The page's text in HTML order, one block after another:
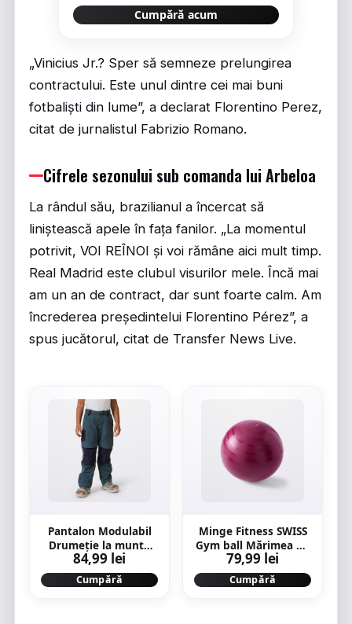
Cumpără acum
„Vinicius Jr.? Sper să semneze prelungirea
contractului. Este unul dintre cei mai buni
fotbaliști din lume”, a declarat Florentino Perez,
citat de jurnalistul Fabrizio Romano.
Cifrele sezonului sub comanda lui Arbeloa
La rândul său, brazilianul a încercat să
liniștească apele în fața fanilor. „La momentul
potrivit, VOI REÎNOI și voi rămâne aici mult timp.
Real Madrid este clubul visurilor mele. Încă mai
am un an de contract, dar sunt foarte calm. Am
încrederea președintelui Florentino Pérez”, a
spus jucătorul, citat de Transfer News Live.
Pantalon Modulabil
Drumeție la munte
MH500 Gri-Albastru
Copii 2-6 ani
84,99 lei
Cumpără
Minge Fitness SWISS
Gym ball Mărimea 1 /
L (55 cm) Roz
79,99 lei
Cumpără